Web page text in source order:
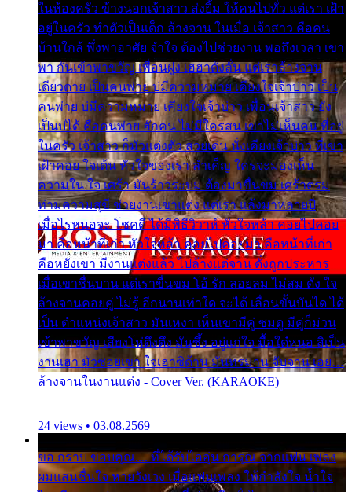
ในห้องครัว ข้างนอกเจ้าสาว ส่งยิ้ม ให้คนไปทั่ว แต่เรา เฝ้า
อยู่ในครัว ทำตัวเป็นเด็ก ล้างจาน ในเมื่อ เจ้าสาว คือคน
บ้านใกล้ พึ่งพาอาศัย จำใจ ต้องไปช่วยงาน พอถึงเวลา เขา
พา กันเข้าพาขวัญ เพื่อนฝูง เฮฮาดังลั่น แต่เราล้างจาน
เดียวดาย เป็นคนพ่าย บ่มีความหมาย เคียงใจเจ้าบ่าว เป็น
คนพ่าย บ่มีความหมาย เคียงใจเจ้าบ่าว เพื่อนเจ้าสาว ยัง
เป็นบ่ได้ คือคนพ่าย ฮักคน ไม่มีใครสน เขาไม่เห็นคน ที่อยู่
ในครัว เจ้าสาว ก็มัวแต่งตัว สวยเด่น นั่งเคียงเจ้าบ่าว ที่เขา
เฝ้าคอย ใจเต้น หัวใจของเรา ลำเค็ญ ใครจะมองเห็น
ความใน ใจ เศร้า มันร้าวระบม ต้องมาขื่นขม เศร้าตรม
ท่ามความสุขี ช่วยงานเขาแต่ง แต่เรา แล้งมาหลายปี
เมื่อไรหนอจะ โชคดี ได้มีพิธีวิวาห์ หัวใจหล้า คอยไปคอย
มา คือหน้าที่เก่า หัวใจหล้า คอยไปคอยมา คือหน้าที่เก่า
คือหยังเขา มีงานแต่งแล้ว ไปล้างแต่จาน ดั่งถูกประหาร
เมื่อเขาชื่นบาน แต่เราขื่นขม โอ้ รัก ลอยลม ไม่สม ดัง ใจ
ล้างจานคอยคู่ ไม่รู้ อีกนานเท่าใด จะได้ เลื่อนขั้นบันได ได้
เป็น ตำแหน่งเจ้าสาว มันเหงา เห็นเขามีคู่ ซมดู มีคู่ก็ม่วน
เข้าพาขวัญ เสียงโห่ตึงตึง มันซึ้ง อยู่แก่ใจ มื้อใด๋หนอ สิเป็น
งานเฮา มัวซอยเขา ใจเฮาซิด้าน มันทรมาน จับจาน เอย…
ล้างจานในงานแต่ง - Cover Ver. (KARAOKE)
24 views • 03.08.2569
ขอ กราบ ขอบคุณ.... ที่ได้รับไออุ่น การุณ จากแฟน เพลง
ผมแสนชื่นใจ หายวังเวง เมื่อแฟนเพลง ให้กำลังใจ น้ำใจ